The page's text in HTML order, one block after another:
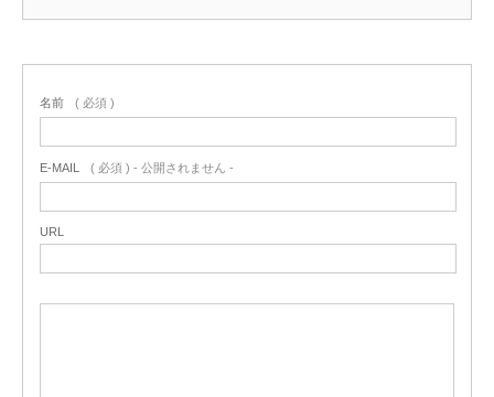
名前 ( 必須 )
E-MAIL ( 必須 ) - 公開されません -
URL